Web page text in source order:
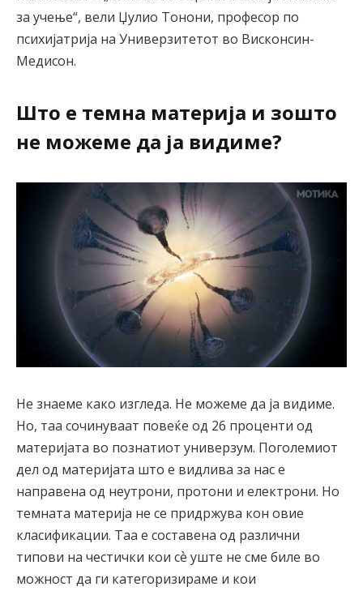
за учење“, вели Џулио Тонони, професор по
психијатрија на Универзитетот во Висконсин-
Медисон.
Што е темна материја и зошто
не можеме да ја видиме?
Не знаеме како изгледа. Не можеме да ја видиме.
Но, таа сочинуваат повеќе од 26 проценти од
материјата во познатиот универзум. Поголемиот
дел од материјата што е видлива за нас е
направена од неутрони, протони и електрони. Но
темната материја не се придржува кон овие
класификации. Таа е составена од различни
типови на честички кои сѐ уште не сме биле во
можност да ги категоризираме и кои